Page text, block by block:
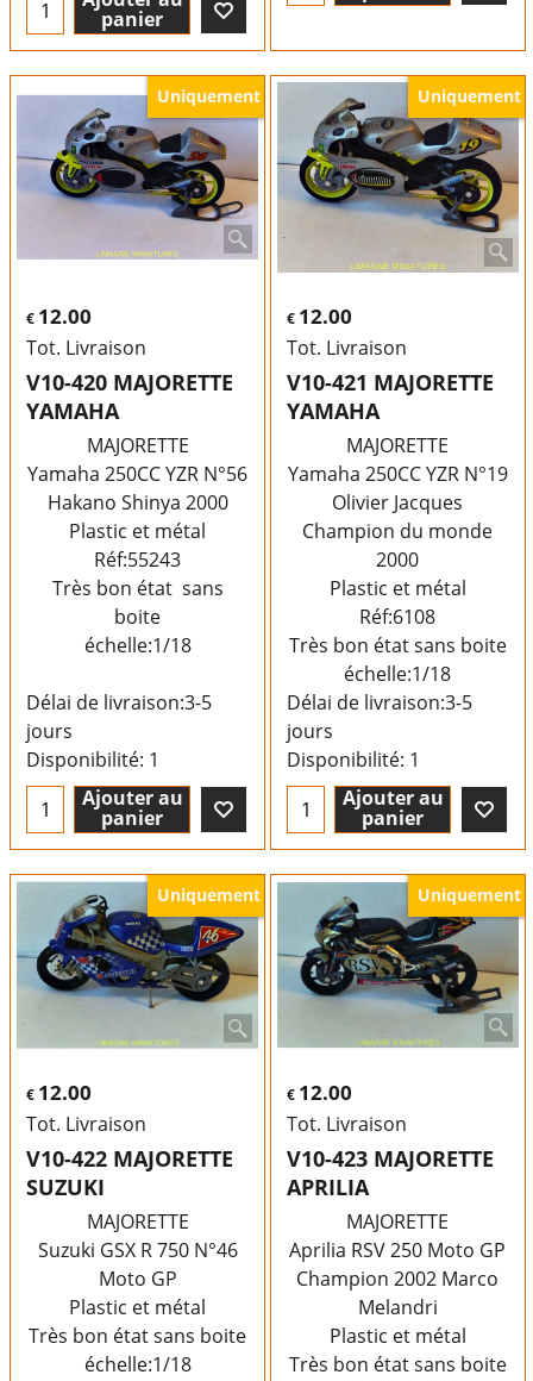
panier
Uniquement
€ 12.00
Tot. Livraison
V10-420 MAJORETTE
YAMAHA
MAJORETTE
Yamaha 250CC YZR N°56
Hakano Shinya 2000
Plastic et métal
Réf:55243
Très bon état sans
boite
échelle:1/18
Délai de livraison:3-5
jours
Disponibilité: 1
Ajouter au
panier
Uniquement
€ 12.00
Tot. Livraison
V10-421 MAJORETTE
YAMAHA
MAJORETTE
Yamaha 250CC YZR N°19
Olivier Jacques
Champion du monde
2000
Plastic et métal
Réf:6108
Très bon état sans boite
échelle:1/18
Délai de livraison:3-5
jours
Disponibilité: 1
Ajouter au
panier
Uniquement
€ 12.00
Tot. Livraison
V10-422 MAJORETTE
SUZUKI
MAJORETTE
Suzuki GSX R 750 N°46
Moto GP
Plastic et métal
Très bon état sans boite
échelle:1/18
Uniquement
€ 12.00
Tot. Livraison
V10-423 MAJORETTE
APRILIA
MAJORETTE
Aprilia RSV 250 Moto GP
Champion 2002 Marco
Melandri
Plastic et métal
Très bon état sans boite